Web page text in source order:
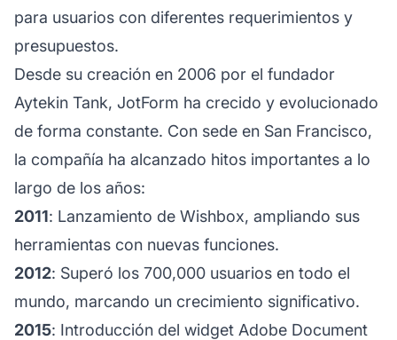
para usuarios con diferentes requerimientos y
presupuestos.
Desde su creación en 2006 por el fundador
Aytekin Tank, JotForm ha crecido y evolucionado
de forma constante. Con sede en San Francisco,
la compañía ha alcanzado hitos importantes a lo
largo de los años:
2011: Lanzamiento de Wishbox, ampliando sus
herramientas con nuevas funciones.
2012: Superó los 700,000 usuarios en todo el
mundo, marcando un crecimiento significativo.
2015: Introducción del widget Adobe Document